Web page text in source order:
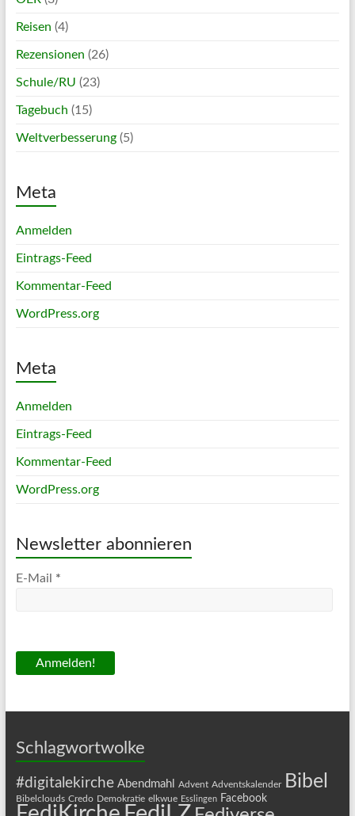
Reisen (4)
Rezensionen (26)
Schule/RU (23)
Tagebuch (15)
Weltverbesserung(5)
Meta
Anmelden
Eintrags-Feed
Kommentar-Feed
WordPress.org
Meta
Anmelden
Eintrags-Feed
Kommentar-Feed
WordPress.org
Newsletter abonnieren
E-Mail *
Schlagwortwolke
#digitalekirche Abendmahl Advent Adventskalender Bibel
Bibelclouds Credo Demokratie elkwue Esslingen Facebook